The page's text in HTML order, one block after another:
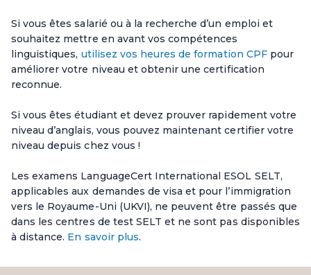
Si vous êtes salarié ou à la recherche d’un emploi et
souhaitez mettre en avant vos compétences
linguistiques, utilisez vos heures de formation CPFpour
améliorer votre niveau et obtenir une certification
reconnue.
Si vous êtes étudiant et devez prouver rapidement votre
niveau d’anglais, vous pouvez maintenant certifier votre
niveau depuis chez vous !
Les examens LanguageCert International ESOL SELT,
applicables aux demandes de visa et pour l’immigration
vers le Royaume-Uni (UKVI), ne peuvent être passés que
dans les centres de test SELT et ne sont pas disponibles
à distance. En savoir plus.